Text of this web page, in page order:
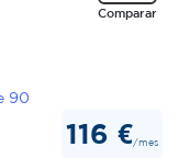
Comparar
116 €/mes